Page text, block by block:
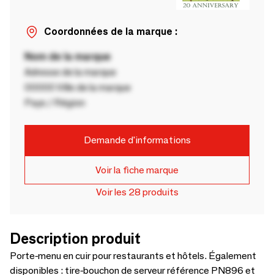
Coordonnées de la marque :
Nom de la marque
Adresse de la marque
00000 Ville de la marque
Pays / Région
Demande d'informations
Voir la fiche marque
Voir les 28 produits
Description produit
Porte-menu en cuir pour restaurants et hôtels. Également
disponibles : tire-bouchon de serveur référence PN896 et